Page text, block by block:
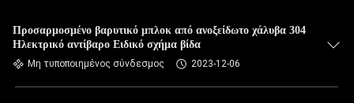
Προσαρμοσμένο βαρυτικό μπλοκ από ανοξείδωτο χάλυβα 304
Ηλεκτρικό αντίβαρο Ειδικό σχήμα βίδα
Μη τυποποιημένος σύνδεσμος 2023-12-06